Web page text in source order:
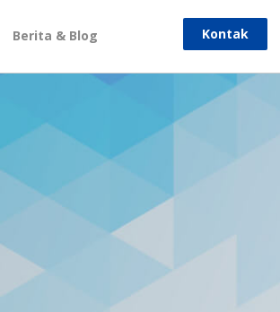
Berita & Blog Kontak